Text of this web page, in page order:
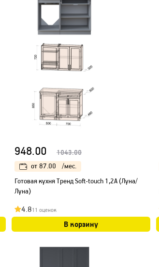
948.00 1043.00
от 87.00
/мес.
Готовая кухня Тренд Soft-touch 1,2А (Луна/
Луна)
4.811 оценок
В корзину